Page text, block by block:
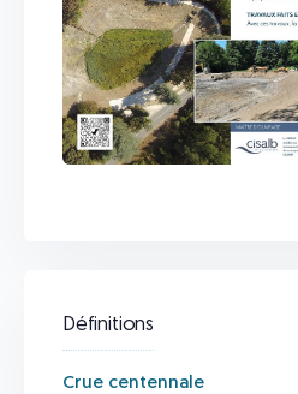
Définitions
Crue centennale